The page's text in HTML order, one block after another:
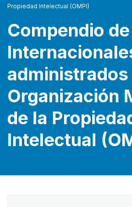
Propiedad Intelectual (OMPI)
Compendio
administrados
Organización
de la
Intelectual